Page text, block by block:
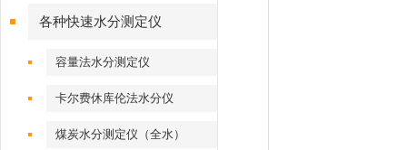
各种快速水分测定仪
容量法水分测定仪
卡尔费休库伦法水分仪
煤炭水分测定仪（全水）